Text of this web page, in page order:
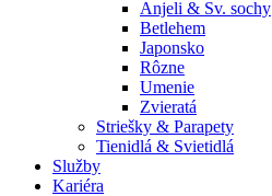
Anjeli & Sv. sochy
Betlehem
Japonsko
Rôzne
Umenie
Zvieratá
Striešky & Parapety
Tienidlá & Svietidlá
Služby
Kariéra